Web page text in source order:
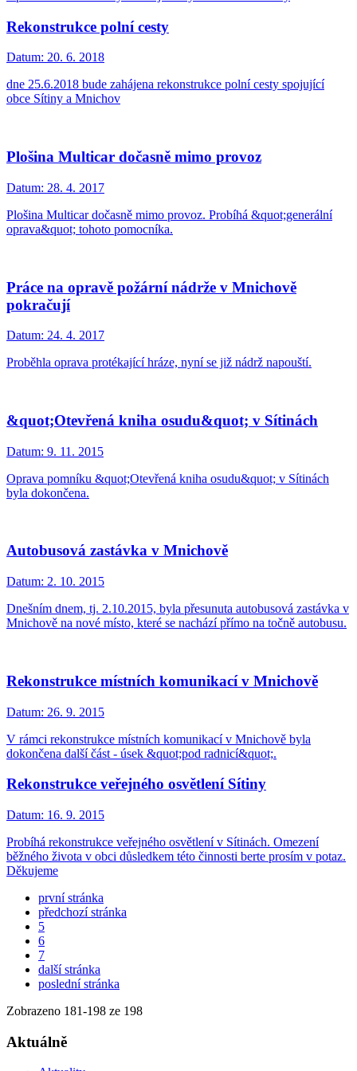
Rekonstrukce polní cesty
Datum: 20. 6. 2018
dne 25.6.2018 bude zahájena rekonstrukce polní cesty spojující
obce Sítiny a Mnichov
Plošina Multicar dočasně mimo provoz
Datum: 28. 4. 2017
Plošina Multicar dočasně mimo provoz. Probíhá &quot;generální
oprava&quot; tohoto pomocníka.
Práce na opravě požární nádrže v Mnichově
pokračují
Datum: 24. 4. 2017
Proběhla oprava protékající hráze, nyní se již nádrž napouští.
&quot;Otevřená kniha osudu&quot; v Sítinách
Datum: 9. 11. 2015
Oprava pomníku &quot;Otevřená kniha osudu&quot; v Sítinách
byla dokončena.
Autobusová zastávka v Mnichově
Datum: 2. 10. 2015
Dnešním dnem, tj. 2.10.2015, byla přesunuta autobusová zastávka v
Mnichově na nové místo, které se nachází přímo na točně autobusu.
Rekonstrukce místních komunikací v Mnichově
Datum: 26. 9. 2015
V rámci rekonstrukce místních komunikací v Mnichově byla
dokončena další část - úsek &quot;pod radnicí&quot;.
Rekonstrukce veřejného osvětlení Sítiny
Datum: 16. 9. 2015
Probíhá rekonstrukce veřejného osvětlení v Sítinách. Omezení
běžného života v obci důsledkem této činnosti berte prosím v potaz.
Děkujeme
první stránka
předchozí stránka
5
6
7
další stránka
poslední stránka
Zobrazeno 181-198 ze 198
Aktuálně